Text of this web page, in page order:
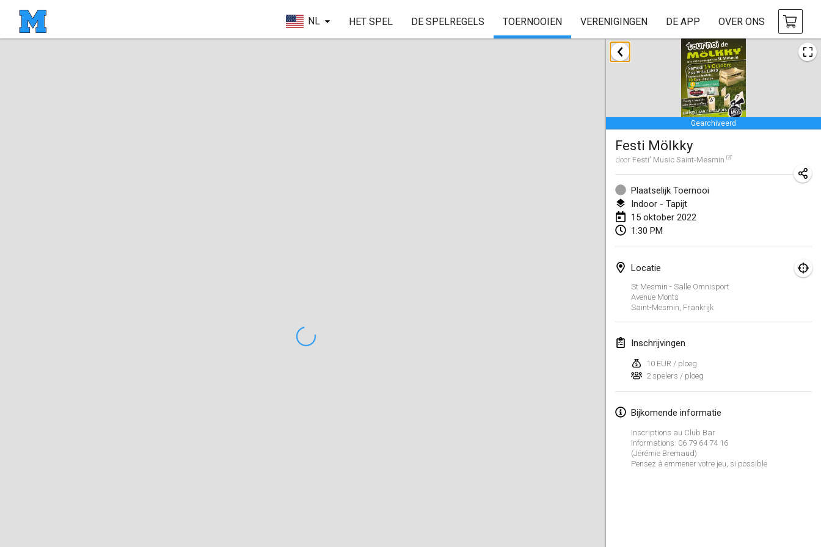
NL HET SPEL DE SPELREGELS TOERNOOIEN VERENIGINGEN DE APP OVER ONS
Gearchiveerd
Festi Mölkky
door Festi' Music Saint-Mesmin
Plaatselijk Toernooi
Indoor - Tapijt
15 oktober 2022
1:30 PM
Locatie
St Mesmin - Salle Omnisport
Avenue Monts
Saint-Mesmin Frankrijk
Inschrijvingen
10 EUR / ploeg
2 spelers / ploeg
Bijkomende informatie
Inscriptions au Club Bar
Informations: 06 79 64 74 16
(Jérémie Bremaud)
Pensez à emmener votre jeu, si possible
januari 2022
GEANNULEERD
Tournoi Mixte ASPTTOM
22 jan. 2022|Frankrijk
KKS Halli Duppeli
22 jan. 2022|
Mölkky Tournament - Doubles
22 jan. 2022|Japan
Suomelan Mölkky-open
22 jan. 2022
23 jan. 2022
februari 2022
4 feb. 2022
GEANNULEERD
TangoMölkky
5 feb. 2022|Finland
12 feb. 2022|Finland
Yamagata Tournament